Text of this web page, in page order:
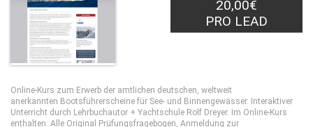
20,00€
PRO LEAD
Online-Kurs zum Erwerb der amtlichen deutschen, weltweit
anerkannten Bootsführerscheine für See- und Binnengewässer. Interaktiver
Unterricht durch Lehrbuchautor + Yachtschule Rolf Dreyer. Im Online-Kurs
enthalten: Alle Original Prüfungsfragebogen, Anmeldung zur